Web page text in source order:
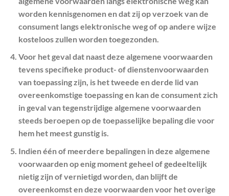
worden kennisgenomen en dat zij op verzoek van de
consument langs elektronische weg of op andere wijze
kosteloos zullen worden toegezonden.
Voor het geval dat naast deze algemene voorwaarden
tevens specifieke product- of dienstenvoorwaarden
van toepassing zijn, is het tweede en derde lid van
overeenkomstige toepassing en kan de consument zich
in geval van tegenstrijdige algemene voorwaarden
steeds beroepen op de toepasselijke bepaling die voor
hem het meest gunstig is.
Indien één of meerdere bepalingen in deze algemene
voorwaarden op enig moment geheel of gedeeltelijk
nietig zijn of vernietigd worden, dan blijft de
overeenkomst en deze voorwaarden voor het overige